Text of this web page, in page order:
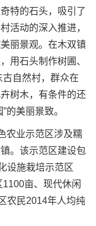
特的石头，吸引了
活动的深入推进，
丽景观。在木双镇
用石头制作树圃、
自然村，群众在
树木，有条件的还
的美丽景致。
业示范区涉及糯
。该示范区建设包
设施栽培示范区
亩、现代休闲
农民2014年人均纯